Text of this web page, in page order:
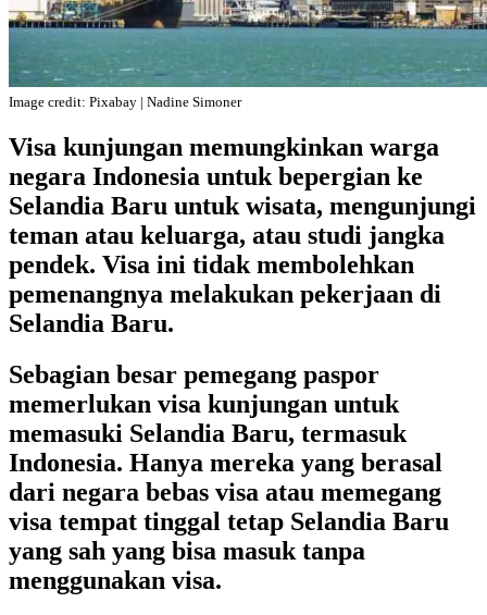
Image credit: Pixabay | Nadine Simoner
Visa kunjungan memungkinkan warga
negara Indonesia untuk bepergian ke
Selandia Baru untuk wisata, mengunjungi
teman atau keluarga, atau studi jangka
pendek. Visa ini tidak membolehkan
pemenangnya melakukan pekerjaan di
Selandia Baru.
Sebagian besar pemegang paspor
memerlukan visa kunjungan untuk
memasuki Selandia Baru, termasuk
Indonesia. Hanya mereka yang berasal
dari negara bebas visa atau memegang
visa tempat tinggal tetap Selandia Baru
yang sah yang bisa masuk tanpa
menggunakan visa.